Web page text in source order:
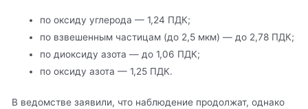
по оксиду углерода — 1,24 ПДК;
по взвешенным частицам (до 2,5 мкм) — до 2,78 ПДК;
по диоксиду азота — до 1,06 ПДК;
по оксиду азота — 1,25 ПДК.
В ведомстве заявили, что наблюдение продолжат, однако